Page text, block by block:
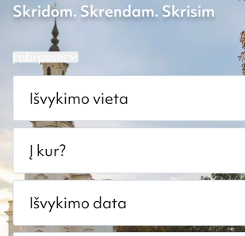
Skridom. Skrendam. Skrisim
Į abi puses
Išvykimo vieta
Į kur?
Išvykimo data